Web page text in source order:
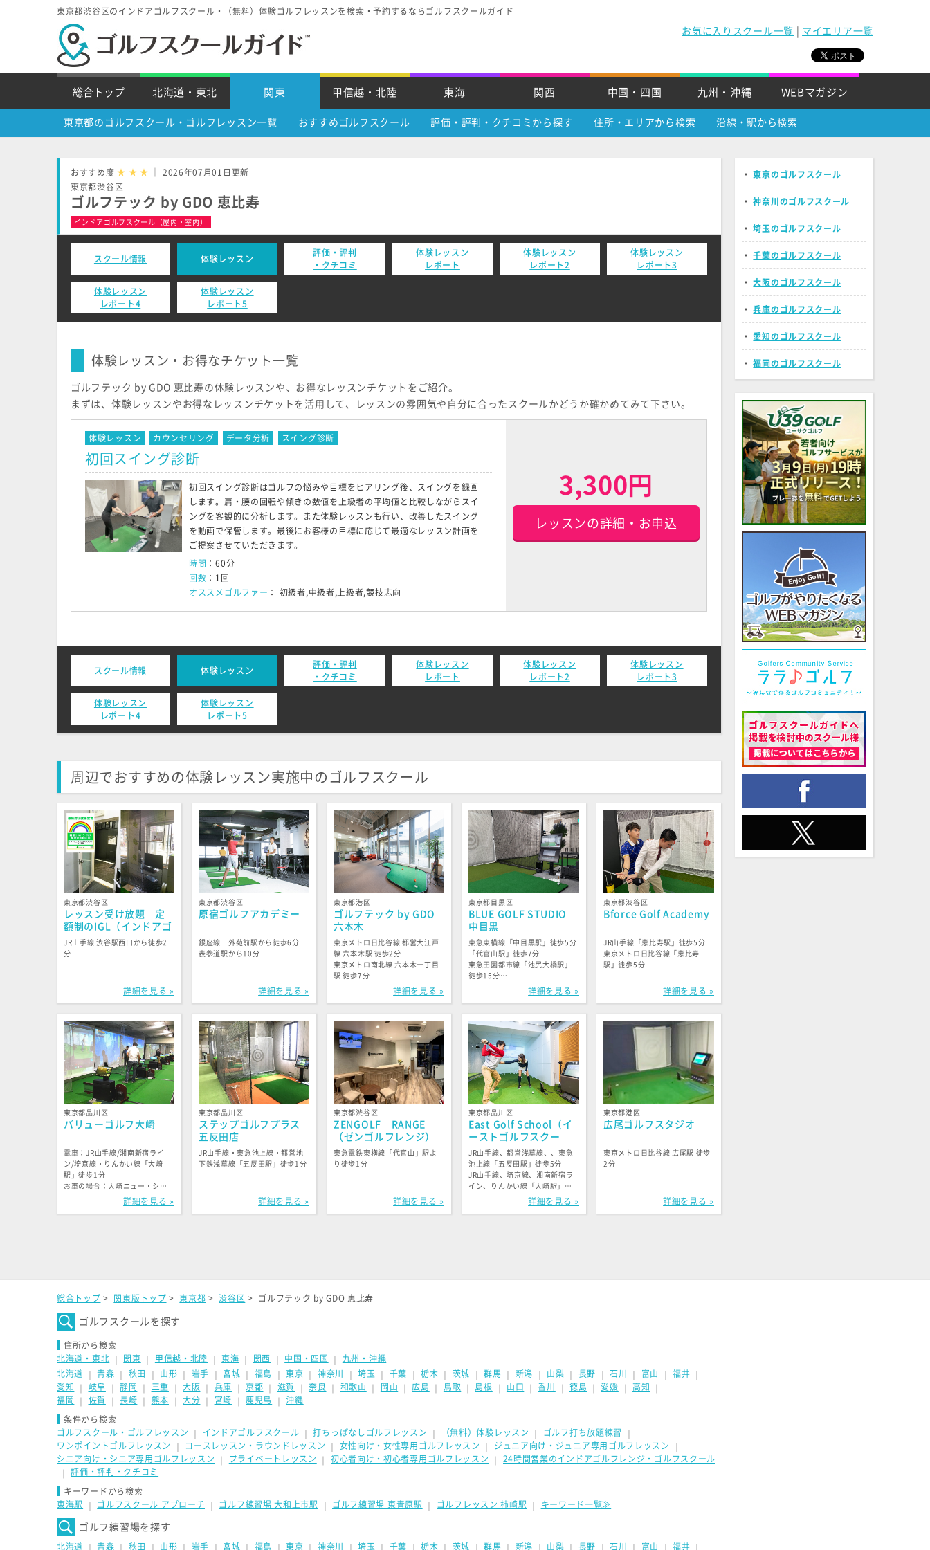
東京都渋谷区のインドアゴルフスクール・（無料）体験ゴルフレッスンを検索・予約するならゴルフスクールガイド
お気に入りスクール一覧 マイエリア一覧
総合トップ 北海道・東北 関東 甲信越・北陸 東海 関西 中国・四国 九州・沖縄 WEBマガジン
東京都のゴルフスクール・ゴルフレッスン一覧 おすすめゴルフスクール 評価・評判・クチコミから探す 住所・エリアから検索 沿線・駅から検索
おすすめ度 ★ ★ ★
｜ 2026年07月01日更新
東京都渋谷区
ゴルフテック by GDO 恵比寿
インドアゴルフスクール（屋内・室内）
スクール情報 体験レッスン
評価・評判
・クチコミ
体験レッスン
レポート
体験レッスン
レポート2
体験レッスン
レポート3
体験レッスン
レポート4
体験レッスン
レポート5
体験レッスン・お得なチケット一覧
ゴルフテック by GDO 恵比寿の体験レッスンや、お得なレッスンチケットをご紹介。
まずは、体験レッスンやお得なレッスンチケットを活用して、レッスンの雰囲気や自分に合ったスクールかどうか確かめてみて下さい。
体験レッスン カウンセリング データ分析 スイング診断
初回スイング診断
初回スイング診断はゴルフの悩みや目標をヒアリング後、スイングを録画
します。肩・腰の回転や傾きの数値を上級者の平均値と比較しながらスイ
ングを客観的に分析します。また体験レッスンも行い、改善したスイング
を動画で保管します。最後にお客様の目標に応じて最適なレッスン計画を
ご提案させていただきます。
時間 ：60分
回数 ：1回
オススメゴルファー ： 初級者,中級者,上級者,競技志向
3,300円
レッスンの詳細・お申込
スクール情報 体験レッスン
評価・評判
・クチコミ
体験レッスン
レポート
体験レッスン
レポート2
体験レッスン
レポート3
体験レッスン
レポート4
体験レッスン
レポート5
周辺でおすすめの体験レッスン実施中のゴルフスクール
東京都渋谷区
レッスン受け放題 定
額制のIGL（インドアゴ
ルフレッスン）スタジ
オ・渋谷
JR山手線 渋谷駅西口から徒歩2
分
詳細を見る »
東京都渋谷区
原宿ゴルフアカデミー
銀座線 外苑前駅から徒歩6分
表参道駅から10分
詳細を見る »
東京都港区
ゴルフテック by GDO
六本木
東京メトロ日比谷線 都営大江戸
線 六本木駅 徒歩2分
東京メトロ南北線 六本木一丁目
駅 徒歩7分
詳細を見る »
東京都目黒区
BLUE GOLF STUDIO
中目黒
東急東横線「中目黒駅」徒歩5分
「代官山駅」徒歩7分
東急田園都市線「池尻大橋駅」
徒歩15分
日比谷線「恵比寿駅」徒歩15分
詳細を見る »
東京都渋谷区
Bforce Golf Academy
JR山手線「恵比寿駅」徒歩5分
東京メトロ日比谷線「恵比寿
駅」徒歩5分
詳細を見る »
東京都品川区
バリューゴルフ大崎
電車：JR山手線/湘南新宿ライ
ン/埼京線・りんかい線「大崎
駅」徒歩1分
お車の場合：大崎ニュー・シテ
ィの地下駐車場を利用できま
す。駐車券をご提示いただけ
詳細を見る »
東京都品川区
ステップゴルフプラス
五反田店
JR山手線・東急池上線・都営地
下鉄浅草線「五反田駅」徒歩1分
詳細を見る »
東京都渋谷区
ZENGOLF RANGE
（ゼンゴルフレンジ）
代官山店
東急電鉄東横線「代官山」駅よ
り徒歩1分
詳細を見る »
東京都品川区
East Golf School（イ
ーストゴルフスクー
ル）
JR山手線、都営浅草線、、東急
池上線「五反田駅」徒歩5分
JR山手線、埼京線、湘南新宿ラ
イン、りんかい線「大崎駅」徒
詳細を見る »
東京都港区
広尾ゴルフスタジオ
東京メトロ日比谷線 広尾駅 徒歩
2分
詳細を見る »
・東京のゴルフスクール
・神奈川のゴルフスクール
・埼玉のゴルフスクール
・千葉のゴルフスクール
・大阪のゴルフスクール
・兵庫のゴルフスクール
・愛知のゴルフスクール
・福岡のゴルフスクール
総合トップ > 関東版トップ >東京都 >渋谷区 > ゴルフテック by GDO 恵比寿
ゴルフスクールを探す
住所から検索
北海道・東北
関東 甲信越・北陸 ｜東海 関西 中国・四国
九州・沖縄
北海道 ｜青森 秋田 山形 岩手 宮城 福島 ｜東京 神奈川 ｜埼玉 千葉 ｜栃木 茨城 ｜群馬 新潟 山梨 長野 ｜石川 富山 ｜福井
愛知
岐阜 ｜静岡 三重 ｜大阪 兵庫 ｜京都 滋賀 ｜奈良 和歌山 岡山 ｜広島 鳥取 島根 山口 ｜香川 徳島 愛媛 高知
福岡
佐賀 ｜長崎 熊本 ｜大分 宮崎 ｜鹿児島 ｜沖縄
条件から検索
ゴルフスクール・ゴルフレッスン
インドアゴルフスクール ｜打ちっぱなしゴルフレッスン （無料）体験レッスン ゴルフ打ち放題練習
ワンポイントゴルフレッスン
コースレッスン・ラウンドレッスン 女性向け・女性専用ゴルフレッスン ジュニア向け・ジュニア専用ゴルフレッスン
シニア向け・シニア専用ゴルフレッスン
プライベートレッスン 初心者向け・初心者専用ゴルフレッスン
24時間営業のインドアゴルフレンジ・ゴルフスクール
評価・評判・クチコミ
キーワードから検索
東海駅
ゴルフスクール アプローチ ゴルフ練習場 大和上市駅 ゴルフ練習場 東青原駅 ゴルフレッスン 柿崎駅 キーワード一覧≫
ゴルフ練習場を探す
北海道 青森 秋田 山形 岩手 宮城 福島 東京 神奈川 埼玉 千葉 栃木 茨城 群馬 新潟 山梨 長野 石川 富山 福井